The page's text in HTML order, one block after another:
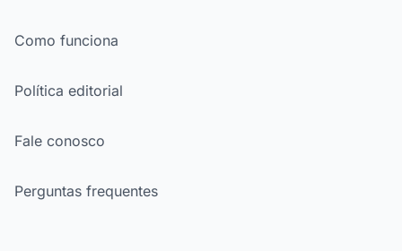
Como funciona
Política editorial
Fale conosco
Perguntas frequentes